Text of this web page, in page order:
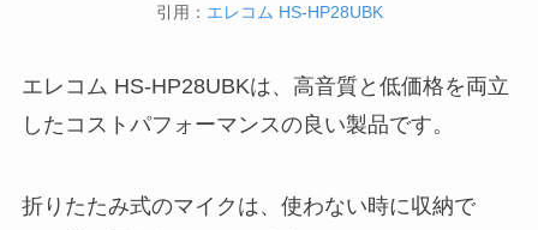
引用： エレコム HS-HP28UBK
エレコム HS-HP28UBKは、高音質と低価格を両立
したコストパフォーマンスの良い製品です。
折りたたみ式のマイクは、使わない時に収納で